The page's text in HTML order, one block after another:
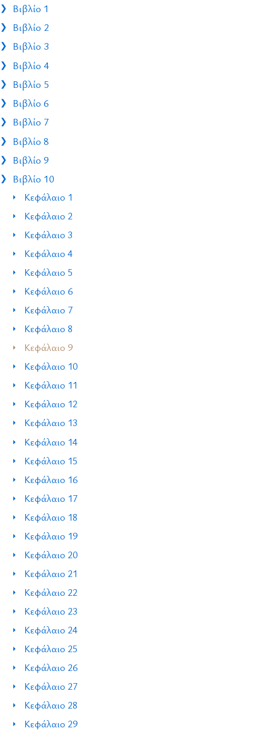
Βιβλίο 1
Βιβλίο 2
Βιβλίο 3
Βιβλίο 4
Βιβλίο 5
Βιβλίο 6
Βιβλίο 7
Βιβλίο 8
Βιβλίο 9
Βιβλίο 10
Κεφάλαιο 1
Κεφάλαιο 2
Κεφάλαιο 3
Κεφάλαιο 4
Κεφάλαιο 5
Κεφάλαιο 6
Κεφάλαιο 7
Κεφάλαιο 8
Κεφάλαιο 9
Κεφάλαιο 10
Κεφάλαιο 11
Κεφάλαιο 12
Κεφάλαιο 13
Κεφάλαιο 14
Κεφάλαιο 15
Κεφάλαιο 16
Κεφάλαιο 17
Κεφάλαιο 18
Κεφάλαιο 19
Κεφάλαιο 20
Κεφάλαιο 21
Κεφάλαιο 22
Κεφάλαιο 23
Κεφάλαιο 24
Κεφάλαιο 25
Κεφάλαιο 26
Κεφάλαιο 27
Κεφάλαιο 28
Κεφάλαιο 29